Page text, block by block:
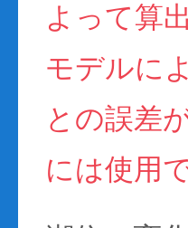
よって算
モデルに
との誤差
には使用